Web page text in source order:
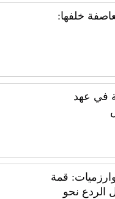
خلفها:
في عهد
قمة
الردع نحو